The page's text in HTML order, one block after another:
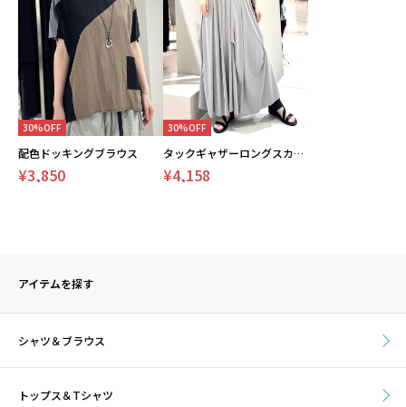
30%OFF
配色ドッキングブラウス
¥3,850
30%OFF
タックギャザーロングスカート
¥4,158
アイテムを探す
シャツ＆ブラウス
トップス＆Tシャツ